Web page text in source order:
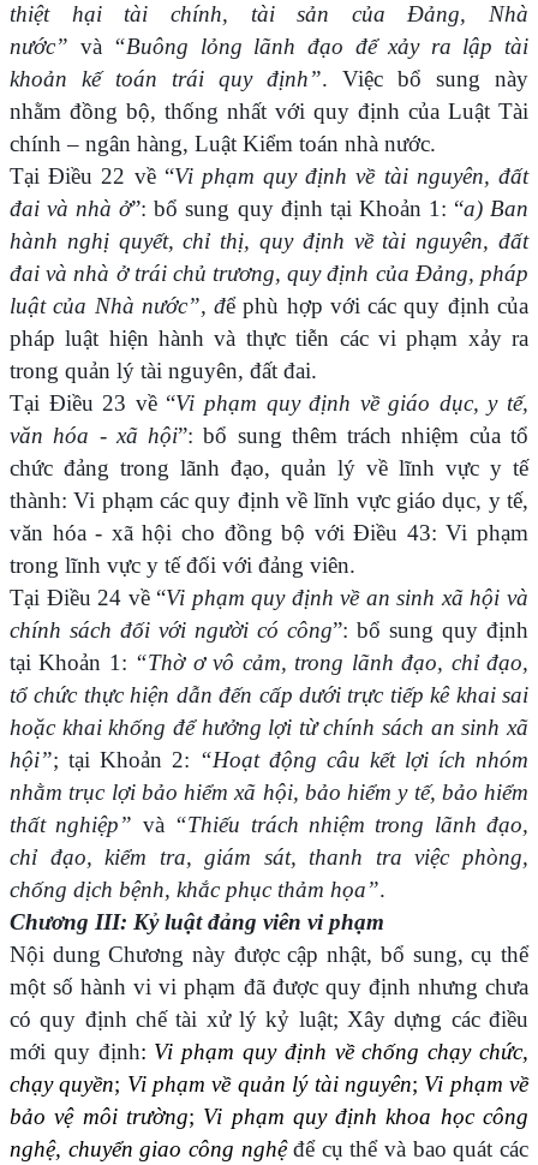
thiệt hại tài chính, tài sản của Đảng, Nhà
nước” và “Buông lỏng lãnh đạo để xảy ra lập tài
khoản kế toán trái quy định”. Việc bổ sung này
nhằm đồng bộ, thống nhất với quy định của Luật Tài
chính – ngân hàng, Luật Kiểm toán nhà nước.
Tại Điều 22 về “Vi phạm quy định về tài nguyên, đất
đai và nhà ở”: bổ sung quy định tại Khoản 1: “a) Ban
hành nghị quyết, chỉ thị, quy định về tài nguyên, đất
đai và nhà ở trái chủ trương, quy định của Đảng, pháp
luật của Nhà nước”, để phù hợp với các quy định của
pháp luật hiện hành và thực tiễn các vi phạm xảy ra
trong quản lý tài nguyên, đất đai.
Tại Điều 23 về “Vi phạm quy định về giáo dục, y tế,
văn hóa - xã hội”: bổ sung thêm trách nhiệm của tổ
chức đảng trong lãnh đạo, quản lý về lĩnh vực y tế
thành: Vi phạm các quy định về lĩnh vực giáo dục, y tế,
văn hóa - xã hội cho đồng bộ với Điều 43: Vi phạm
trong lĩnh vực y tế đối với đảng viên.
Tại Điều 24 về “Vi phạm quy định về an sinh xã hội và
chính sách đối với người có công”: bổ sung quy định
tại Khoản 1: “Thờ ơ vô cảm, trong lãnh đạo, chỉ đạo,
tổ chức thực hiện dẫn đến cấp dưới trực tiếp kê khai sai
hoặc khai khống để hưởng lợi từ chính sách an sinh xã
hội”; tại Khoản 2: “Hoạt động câu kết lợi ích nhóm
nhằm trục lợi bảo hiểm xã hội, bảo hiểm y tế, bảo hiểm
thất nghiệp” và “Thiếu trách nhiệm trong lãnh đạo,
chỉ đạo, kiểm tra, giám sát, thanh tra việc phòng,
chống dịch bệnh, khắc phục thảm họa”.
Chương III: Kỷ luật đảng viên vi phạm
Nội dung Chương này được cập nhật, bổ sung, cụ thể
một số hành vi vi phạm đã được quy định nhưng chưa
có quy định chế tài xử lý kỷ luật; Xây dựng các điều
mới quy định: Vi phạm quy định về chống chạy chức,
chạy quyền; Vi phạm về quản lý tài nguyên; Vi phạm về
bảo vệ môi trường; Vi phạm quy định khoa học công
nghệ, chuyển giao công nghệđể cụ thể và bao quát các